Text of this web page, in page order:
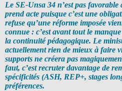
Le SE-Unsa 34 n’est pas favorable
prend acte puisque c’est une
refuse qu’une réforme imposée
connue : c’est avant tout le
la continuité pédagogique. Le
actuellement rien de mieux à faire
supports ne créera pas
faut, c’est recruter davantage de
spécificités (ASH, REP+, stages
préférences.